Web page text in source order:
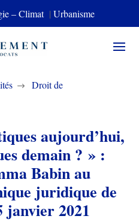
– Climat | Urbanisme
$
Droit de
aujourd’hui,
demain ? » :
Babin au
juridique de
janvier 2021